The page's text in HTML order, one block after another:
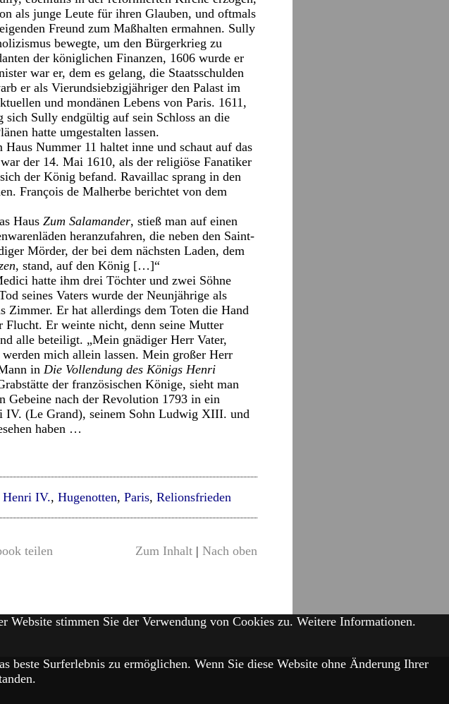
als junge Leute für ihren Glauben, und oftmals
Freund zum Maßhalten ermahnen. Sully
bewegte, um den Bürgerkrieg zu
der königlichen Finanzen, 1606 wurde er
war er, dem es gelang, die Staatsschulden
er als Vierundsiebzigjähriger den Palast im
und mondänen Lebens von Paris. 1611,
sich Sully endgültig auf sein Schloss an die
hatte umgestalten lassen.
Nummer 11 haltet inne und schaut auf das
der 14. Mai 1610, als der religiöse Fanatiker
der König befand. Ravaillac sprang in den
François de Malherbe berichtet von dem
Haus Zum Salamander, stieß man auf einen
heranzufahren, die neben den Saint-
Mörder, der bei dem nächsten Laden, dem
, stand, auf den König […]“
hatte ihm drei Töchter und zwei Söhne
seines Vaters wurde der Neunjährige als
Er hat allerdings dem Toten die Hand
Flucht. Er weinte nicht, denn seine Mutter
alle beteiligt. „Mein gnädiger Herr Vater,
mich allein lassen. Mein großer Herr
in Die Vollendung des Königs Henri
der französischen Könige, sieht man
Gebeine nach der Revolution 1793 in ein
IV. (Le Grand), seinem Sohn Ludwig XIII. und
haben …
Henri IV., Hugenotten, Paris, Relionsfrieden
teilen Zum Inhalt | Nach oben
stimmen Sie der Verwendung von Cookies zu. Weitere Informationen.
Surferlebnis zu ermöglichen. Wenn Sie diese Website ohne Änderung Ihrer